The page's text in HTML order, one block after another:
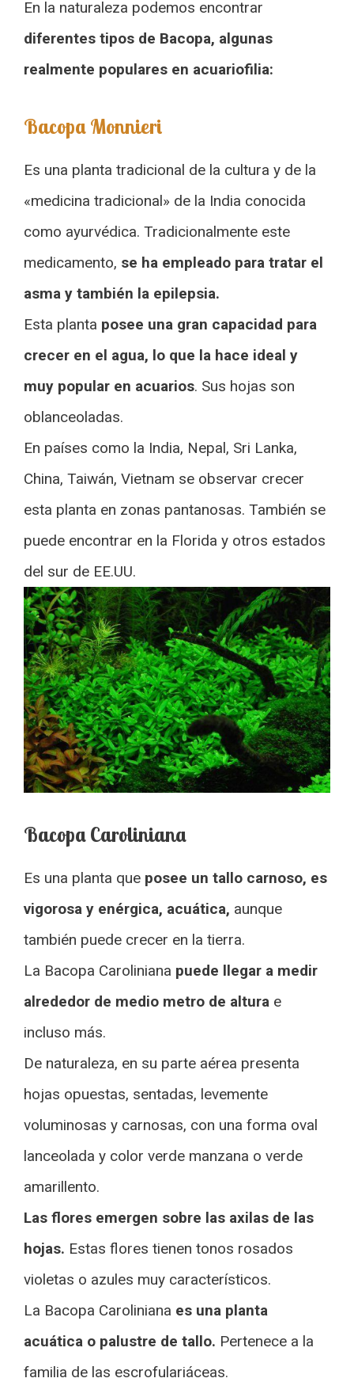
En la naturaleza podemos encontrar
diferentes tipos de Bacopa, algunas
realmente populares en acuariofilia:
Bacopa Monnieri
Es una planta tradicional de la cultura y de la
«medicina tradicional» de la India conocida
como ayurvédica. Tradicionalmente este
medicamento, se ha empleado para tratar el
asma y también la epilepsia.
Esta planta posee una gran capacidad para
crecer en el agua, lo que la hace ideal y
muy popular en acuarios. Sus hojas son
oblanceoladas.
En países como la India, Nepal, Sri Lanka,
China, Taiwán, Vietnam se observar crecer
esta planta en zonas pantanosas. También se
puede encontrar en la Florida y otros estados
del sur de EE.UU.
Bacopa Caroliniana
Es una planta que posee un tallo carnoso, es
vigorosa y enérgica, acuática, aunque
también puede crecer en la tierra.
La Bacopa Caroliniana puede llegar a medir
alrededor de medio metro de altura e
incluso más.
De naturaleza, en su parte aérea presenta
hojas opuestas, sentadas, levemente
voluminosas y carnosas, con una forma oval
lanceolada y color verde manzana o verde
amarillento.
Las flores emergen sobre las axilas de las
hojas. Estas flores tienen tonos rosados
violetas o azules muy característicos.
La Bacopa Caroliniana es una planta
acuática o palustre de tallo. Pertenece a la
familia de las escrofulariáceas.